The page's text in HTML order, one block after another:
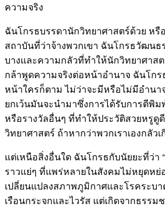
ความจริง
ฉันโกรธบรรดานักวิทยาศาสตร์ด้วย หรื
สถาบันที่ว่าจ้างพวกเขา ฉันโกรธวัฒนธ
บางและความกลัวที่ทำให้นักวิทยาศาส
กล้าพูดความจริงต่อหน้าอำนาจ ฉันโก
หน้าใครก็ตาม ไม่ว่าจะมีหรือไม่มีอำนา
ยกเว้นมันจะนำมาซึ่งการได้รับการตีพิม
หรือรางวัลอื่นๆ ที่ทำให้ประวัติสวยหรูดู
วิทยาศาสตร์ ถ้าหากว่าพวกเราเองกลัวเ
แต่เหนือสิ่งอื่นใด ฉันโกรธกับนัยยะที่ว่า
ราวแย่ๆ ที่แพร่หลายในสังคมไม่หยุดหย่
เปลี่ยนแปลงสภาพภูมิกาศและโรคระบ
เรือนกระจกและไวรัส แต่เกิดจากธรรม